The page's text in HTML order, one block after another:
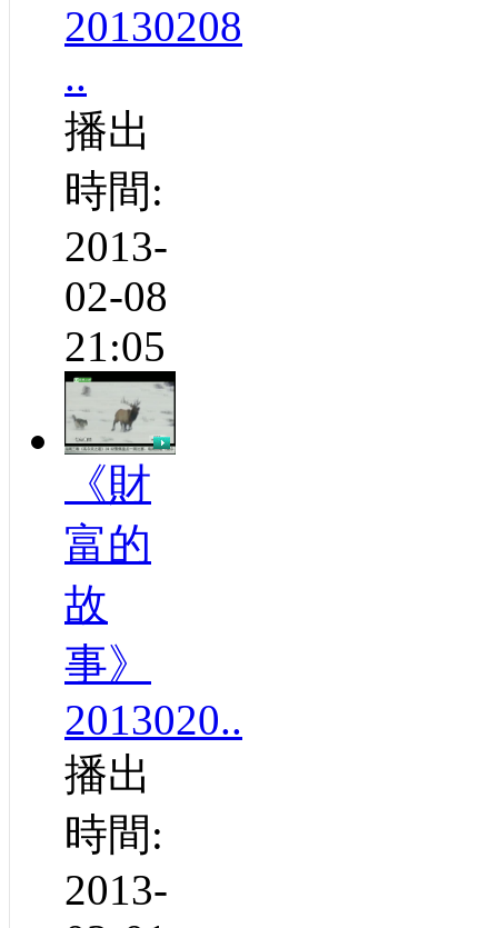
20130208
..
播出
時間:
2013-
02-08
21:05
《財
富的
故
事》
2013020..
播出
時間:
2013-